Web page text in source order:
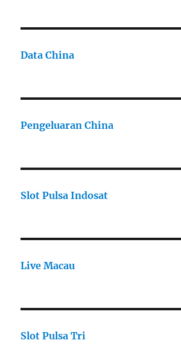
Data China
Pengeluaran China
Slot Pulsa Indosat
Live Macau
Slot Pulsa Tri